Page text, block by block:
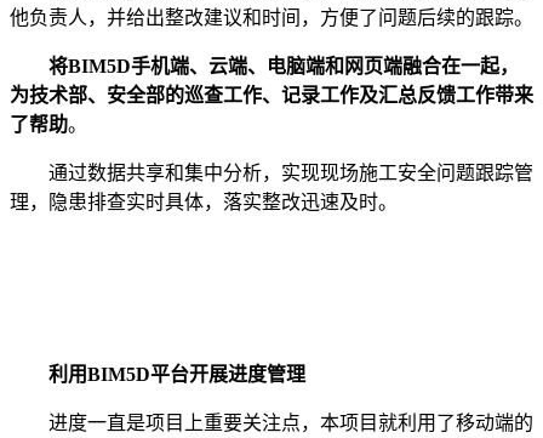
他负责人，并给出整改建议和时间，方便了问题后续的跟踪。
将BIM5D手机端、云端、电脑端和网页端融合在一起，
为技术部、安全部的巡查工作、记录工作及汇总反馈工作带来
了帮助。
通过数据共享和集中分析，实现现场施工安全问题跟踪管
理，隐患排查实时具体，落实整改迅速及时。
利用BIM5D平台开展进度管理
进度一直是项目上重要关注点，本项目就利用了移动端的